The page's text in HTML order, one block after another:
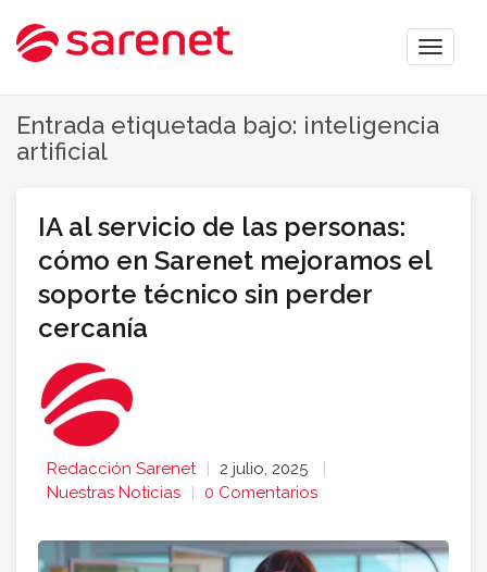
Toggle
Entrada etiquetada bajo: inteligencia
artificial
IA al servicio de las personas:
cómo en Sarenet mejoramos el
soporte técnico sin perder
cercanía
Redacción Sarenet
2 julio, 2025
Nuestras Noticias
0 Comentarios